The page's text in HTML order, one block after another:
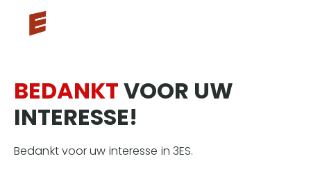
BEDANKTVOOR UW
INTERESSE!
Bedankt voor uw interesse in 3ES.